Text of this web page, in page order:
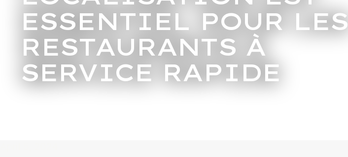
ESSENTIEL POUR LES
RESTAURANTS À
SERVICE RAPIDE